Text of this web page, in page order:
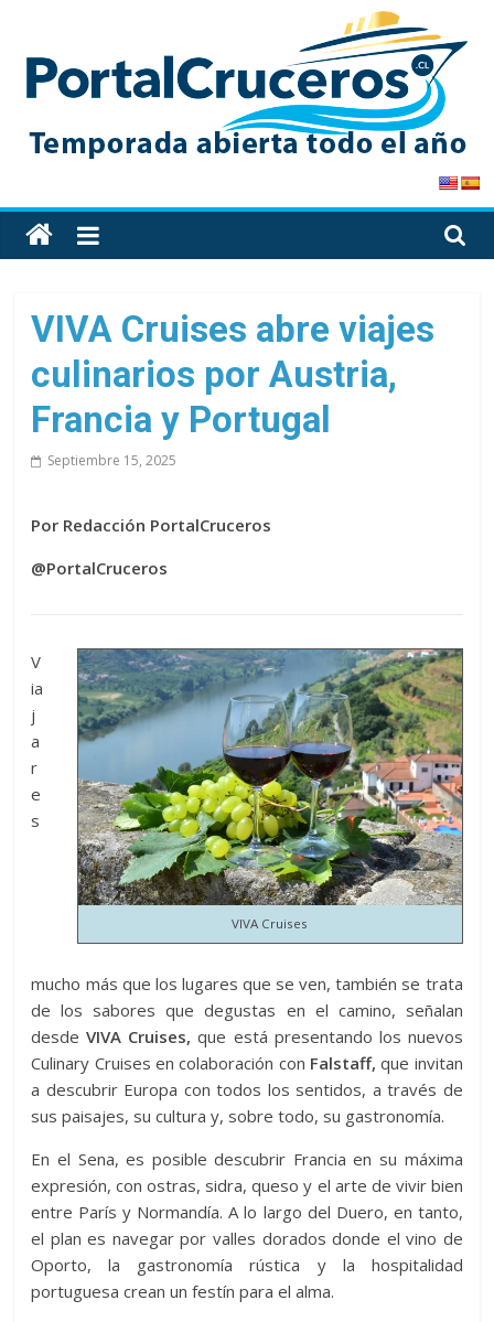
content
PortalCruceros
Toda
la
de
cruceros
en
solo
VIVA Cruises abre viajes
culinarios por Austria,
Francia y Portugal
Septiembre 15, 2025
Por Redacción PortalCruceros
@PortalCruceros
VIVA Cruises
V
ia
j
a
r
e
s
mucho más que los lugares que se ven, también se trata
de los sabores que degustas en el camino, señalan
desdeVIVA Cruises, que está presentando los nuevos
Culinary Cruises en colaboración con Falstaff, que invitan
a descubrir Europa con todos los sentidos, a través de
sus paisajes, su cultura y, sobre todo, su gastronomía.
En el Sena, es posible descubrir Francia en su máxima
expresión, con ostras, sidra, queso y el arte de vivir bien
entre París y Normandía. A lo largo del Duero, en tanto,
el plan es navegar por valles dorados donde el vino de
Oporto, la gastronomía rústica y la hospitalidad
portuguesa crean un festín para el alma.